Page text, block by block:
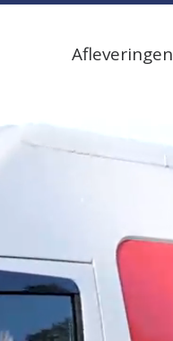
Afleveringen